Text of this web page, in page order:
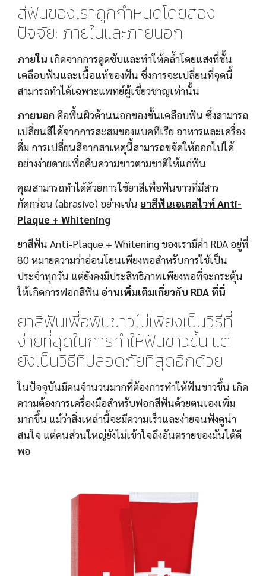
สีฟันของเราถูกกำหนดโดยสอง
ปัจจัย: ภายในและภายนอก
ภายใน เกิดจากการดูดซับและทำให้คล้ำโดยแสงที่ชั้น
เคลือบฟันและเนื้อแท้ของฟัน ซึ่งการจะเปลี่ยนที่จุดนี้
สามารถทำได้เฉพาะแพทย์ผู้เชี่ยวชาญเท่านั้น
ภายนอก คือพื้นผิวด้านนอกของชั้นเคลือบฟัน ซึ่งสามารถ
เปลี่ยนสีได้จากการสะสมของแบคทีเรีย อาหารและเครื่อง
ดื่ม การเปลี่ยนสีจากสาเหตุนี้สามารถขจัดให้ออกไปได้
อย่างง่ายดายเพื่อคืนความขาวตามชาติให้แก่ฟัน
คุณสามารถทำได้ด้วยการใช้ยาสีเพื่อฟันขาวที่มีสาร
กัดกร่อน (abrasive) อย่างเช่น ยาสีฟันเอเดลไวท์ Anti-
Plaque + Whitening
ยาสีฟัน Anti-Plaque + Whitening ของเรามีค่า RDA อยู่ที่
80 หมายความว่าอ่อนโยนเพียงพอสำหรับการใช้เป็น
ประจำทุกวัน แต่ยังคงมีประสิทธิภาพเพียงพอที่จะกระตุ้น
ให้เกิดการฟอกสีฟัน อ่านเพิ่มเติมเกี่ยวกับ RDA ที่นี่
ยาสีฟันเพื่อฟันขาวไม่เพียงเป็นวิธีที่
ง่ายที่สุดในการทำให้ฟันขาวขึ้น แต่
ยังเป็นวิธีที่ปลอดภัยที่สุดอีกด้วย
ในปัจจุบันมีคนจำนวนมากที่ต้องการทำให้ฟันขาวขึ้น เกิด
ความต้องการเครื่องมือสำหรับฟอกสีฟันด้วยตนเองเพิ่ม
มากขึ้น แม้ว่าสิ่งเหล่านี้จะมีความเร็วและง่ายจนฟังดูน่า
สนใจ แต่คนส่วนใหญ่ยังไม่เข้าใจถึงอันตรายของมันได้ดี
พอ